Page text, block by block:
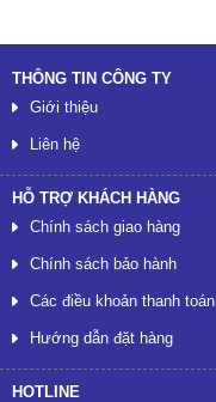
THÔNG TIN CÔNG TY
Giới thiệu
Liên hệ
HỖ TRỢ KHÁCH HÀNG
Chính sách giao hàng
Chính sách bảo hành
Các điều khoản thanh toán
Hướng dẫn đặt hàng
HOTLINE